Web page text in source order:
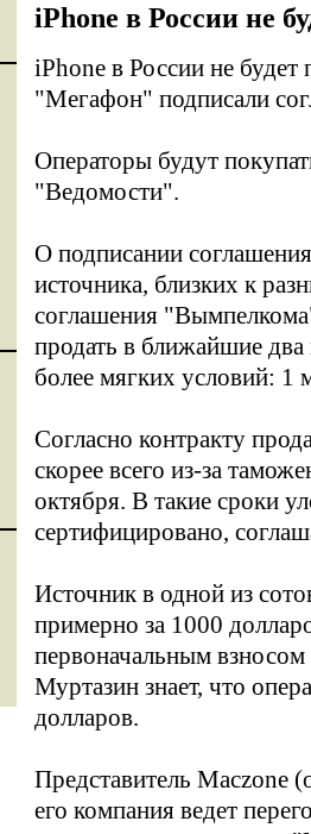
iPhone в России не
iPhone в России не
"Мегафон" подписали
Операторы будут
"Ведомости".
О подписании
источника, близких к
соглашения
продать в ближайшие
более мягких условий: 1
Согласно контракту
скорее всего из-за
октября. В такие сроки
сертифицировано,
Источник в одной из
примерно за 1000
первоначальным взносом
Муртазин знает, что
долларов.
Представитель Maczone
его компания ведет